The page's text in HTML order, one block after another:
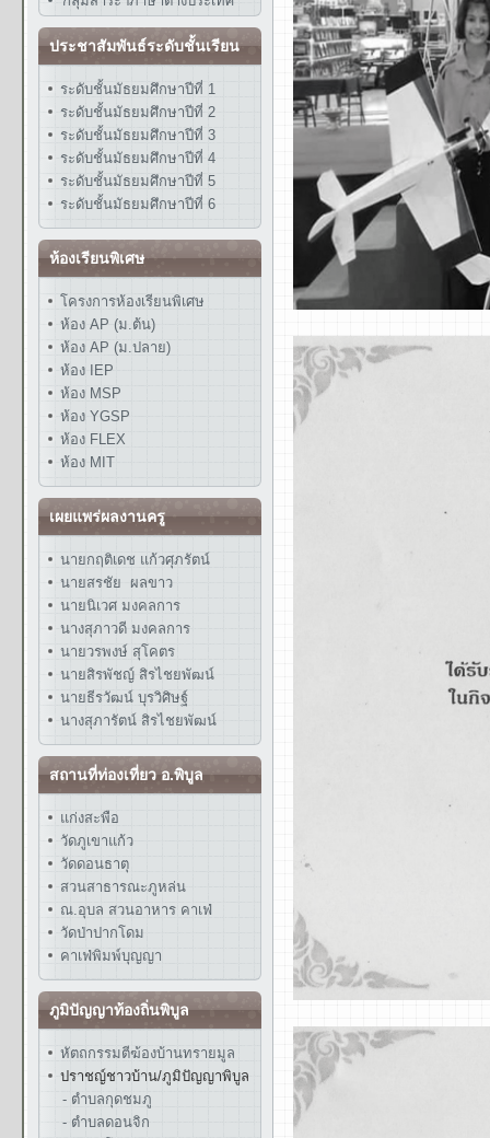
ประชาสัมพันธ์ระดับชั้นเรียน
ระดับชั้นมัธยมศึกษาปีที่ 1
ระดับชั้นมัธยมศึกษาปีที่ 2
ระดับชั้นมัธยมศึกษาปีที่ 3
ระดับชั้นมัธยมศึกษาปีที่ 4
ระดับชั้นมัธยมศึกษาปีที่ 5
ระดับชั้นมัธยมศึกษาปีที่ 6
ห้องเรียนพิเศษ
โครงการห้องเรียนพิเศษ
ห้อง AP (ม.ต้น)
ห้อง AP (ม.ปลาย)
ห้อง IEP
ห้อง MSP
ห้อง YGSP
ห้อง FLEX
ห้อง MIT
เผยแพร่ผลงานครู
นายกฤติเดช แก้วศุภรัตน์
นายสรชัย ผลขาว
นายนิเวศ มงคลการ
นางสุภาวดี มงคลการ
นายวรพงษ์ สุโคตร
นายสิรพัชญ์ สิรไชยพัฒน์
นายธีรวัฒน์ บุรวิศิษฐ์
นางสุภารัตน์ สิรไชยพัฒน์
สถานที่ท่องเที่ยว อ.พิบูล
แก่งสะพือ
วัดภูเขาแก้ว
วัดดอนธาตุ
สวนสาธารณะภูหล่น
ณ.อุบล สวนอาหาร คาเฟ่
วัดป่าปากโดม
คาเฟ่พิมพ์บุญญา
ภูมิปัญญาท้องถิ่นพิบูล
หัตถกรรมตีฆ้องบ้านทรายมูล
ปราชญ์ชาวบ้าน/ภูมิปัญญาพิบูล
- ตำบลกุดชมภู
- ตำบลดอนจิก